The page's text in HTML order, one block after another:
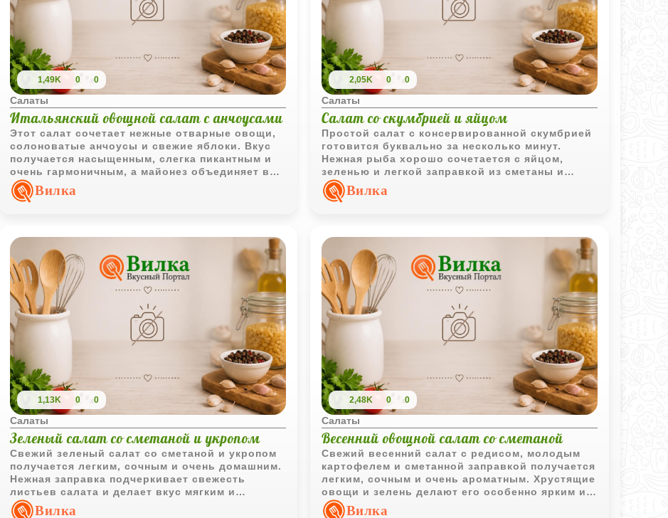
1,49K 0 0
Салаты
Итальянский овощной салат с анчоусами
Этот салат сочетает нежные отварные овощи,
солоноватые анчоусы и свежие яблоки. Вкус
получается насыщенным, слегка пикантным и
очень гармоничным, а майонез объединяет все
ингредиенты в классический праздничный
салат.Вилка
2,05K 0 0
Салаты
Салат со скумбрией и яйцом
Простой салат с консервированной скумбрией
готовится буквально за несколько минут.
Нежная рыба хорошо сочетается с яйцом,
зеленью и легкой заправкой из сметаны и
майонеза, поэтому салат получается
одновременно сытным и очень мягким по
Вилка
1,13K 0 0
Салаты
Зеленый салат со сметаной и укропом
Свежий зеленый салат со сметаной и укропом
получается легким, сочным и очень домашним.
Нежная заправка подчеркивает свежесть
листьев салата и делает вкус мягким и
приятным.
Вилка
2,48K 0 0
Салаты
Весенний овощной салат со сметаной
Свежий весенний салат с редисом, молодым
картофелем и сметанной заправкой получается
легким, сочным и очень ароматным. Хрустящие
овощи и зелень делают его особенно ярким и
домашним.
Вилка